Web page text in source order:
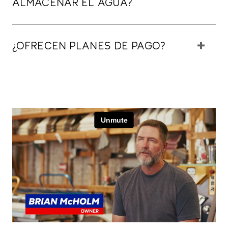
ALMACENAR EL AGUA?
¿OFRECEN PLANES DE PAGO?